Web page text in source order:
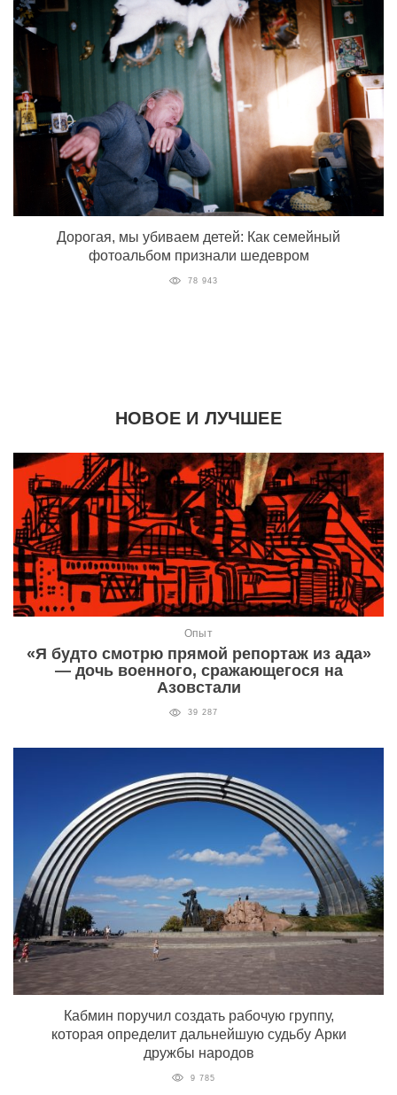
Дорогая, мы убиваем детей: Как семейный
фотоальбом признали шедевром
78 943
НОВОЕ И ЛУЧШЕЕ
Опыт
«Я будто смотрю прямой репортаж из ада»
— дочь военного, сражающегося на
Азовстали
39 287
Кабмин поручил создать рабочую группу,
которая определит дальнейшую судьбу Арки
дружбы народов
9 785